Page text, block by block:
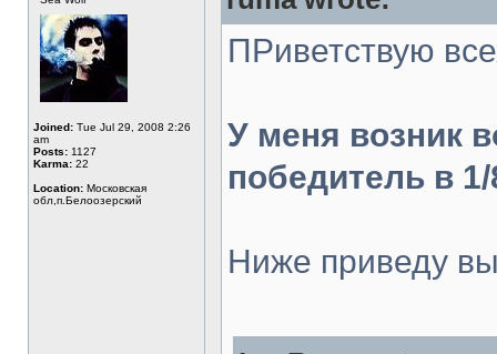
Joined: Tue Jul 29, 2008 2:26
am
Posts: 1127
Karma: 22
Location: Московская
обл,п.Белоозерский
ПРиветствую
У меня возник
победитель в
Ниже приведу